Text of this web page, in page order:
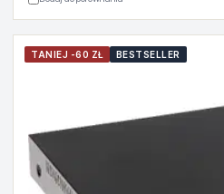
TANIEJ -60 ZŁ BESTSELLER